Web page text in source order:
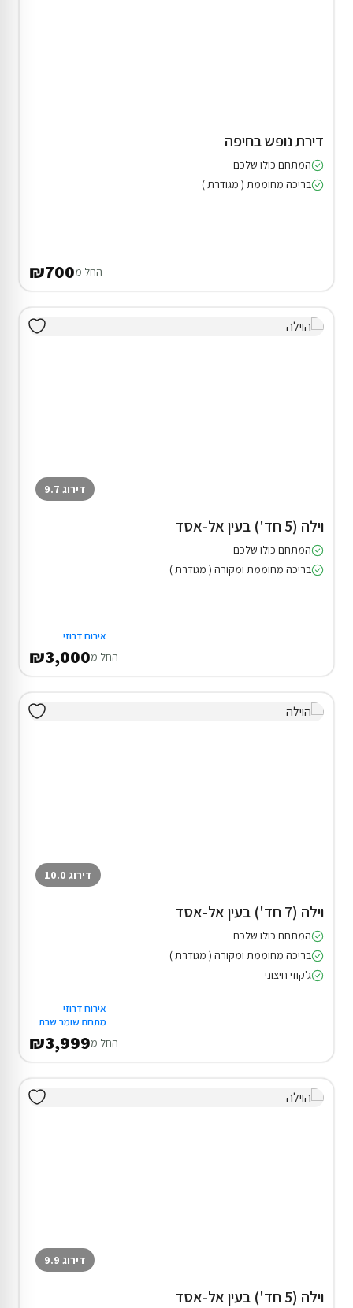
דירת נופש בחיפה
המתחם כולו שלכם
בריכה מחוממת ( מגודרת )
החל מ₪700
דירוג 9.7
וילה (5 חד') בעין אל-אסד
המתחם כולו שלכם
בריכה מחוממת ומקורה ( מגודרת )
אירוח דרוזי
החל מ₪3,000
דירוג 10.0
וילה (7 חד') בעין אל-אסד
המתחם כולו שלכם
בריכה מחוממת ומקורה ( מגודרת )
ג'קוזי חיצוני
אירוח דרוזי
מתחם שומר שבת
החל מ₪3,999
דירוג 9.9
וילה (5 חד') בעין אל-אסד